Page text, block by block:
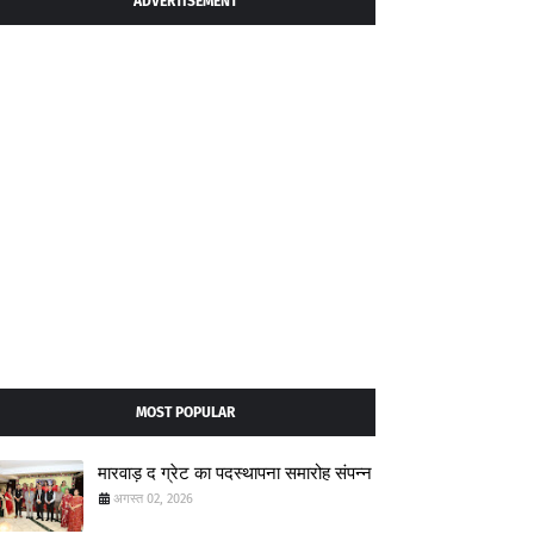
MOST POPULAR
मारवाड़ द ग्रेट का पदस्थापना समारोह संपन्न
अगस्त 02, 2026